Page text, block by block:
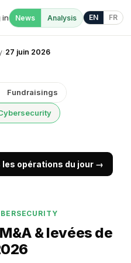
in News Analysis EN FR
› 27 juin 2026
Fundraisings
les opérations du jour →
& levées de